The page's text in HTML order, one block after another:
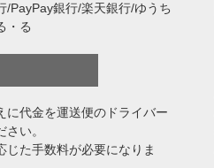
/PayPay銀行/楽天銀行/ゆうち
・る
に代金を運送便のドライバー
い。
た手数料が必要になりま